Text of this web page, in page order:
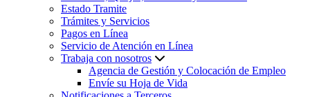
Estado Tramite
Trámites y Servicios
Pagos en Línea
Servicio de Atención en Línea
Trabaja con nosotros
Agencia de Gestión y Colocación de Empleo
Envíe su Hoja de Vida